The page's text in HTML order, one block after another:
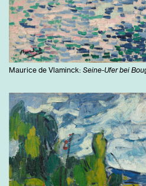
Maurice de Vlaminck: Seine-Ufer bei